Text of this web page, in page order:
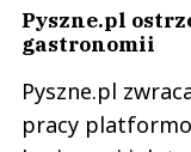
Pyszne.pl
gastronomii
Pyszne.pl
pracy